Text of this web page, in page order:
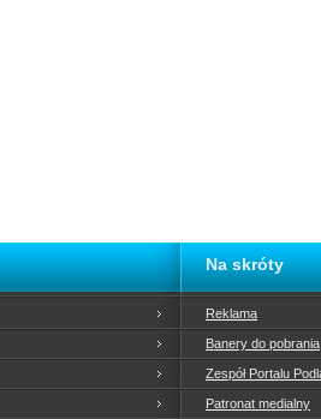
Na skróty
Reklama
Banery do pobrania
Zespół Portalu
Patronat medialny